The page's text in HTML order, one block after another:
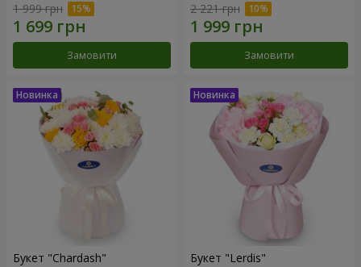
1 999 грн
Замовити
2 221 грн
Замовити
Букет "Chardash" Букет "Lerdis"